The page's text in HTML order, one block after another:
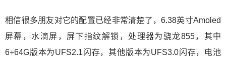
相信很多朋友对它的配置已经非常清楚了，6.38英寸Amoled
屏幕，水滴屏，屏下指纹解锁，处理器为骁龙855，其中
6+64G版本为UFS2.1闪存，其他版本为UFS3.0闪存，电池